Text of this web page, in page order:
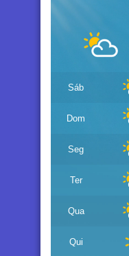
Sáb
Dom
Seg
Ter
Qua
Qui